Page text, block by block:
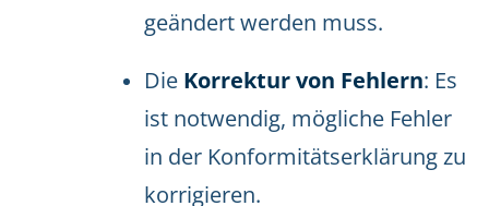
geändert werden muss.
Die Korrektur von Fehlern: Es
ist notwendig, mögliche Fehler
in der Konformitätserklärung zu
korrigieren.